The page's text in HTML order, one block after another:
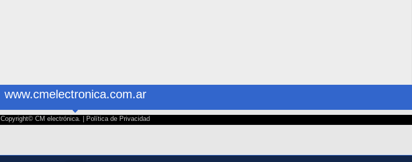
www.cmelectronica.com.ar
Copyright© CM electrónica. | Política de Privacidad